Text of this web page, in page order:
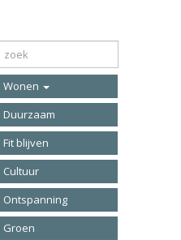
Wonen
Duurzaam
Fit blijven
Cultuur
Ontspanning
Groen